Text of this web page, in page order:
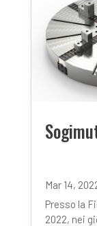
Mar 14,
Presso la
2022, nei